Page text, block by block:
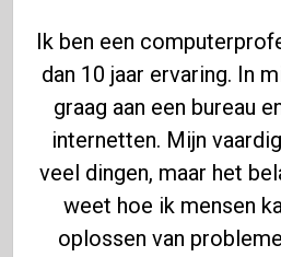
Ik ben een
dan 10 jaar ervaring. In
graag aan een bureau
internetten. Mijn
veel dingen, maar het
weet hoe ik mensen
oplossen van